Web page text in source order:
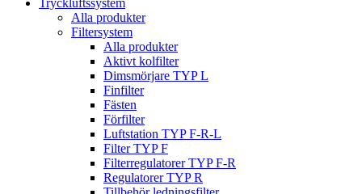
Tryckluftssystem
Alla produkter
Filtersystem
Alla produkter
Aktivt kolfilter
Dimsmörjare TYP L
Finfilter
Fästen
Förfilter
Luftstation TYP F-R-L
Filter TYP F
Filterregulatorer TYP F-R
Regulatorer TYP R